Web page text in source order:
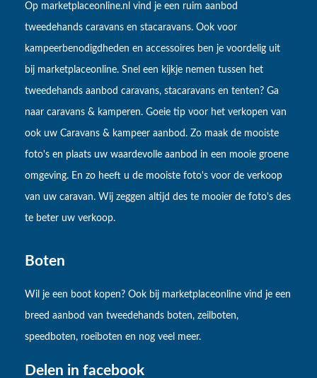
Op marketplaceonline.nl vind je een ruim aanbod
tweedehands caravans en stacaravans. Ook voor
kampeerbenodigdheden en accessoires ben je voordelig uit
bij marketplaceonline. Snel een kijkje nemen tussen het
tweedehands aanbod caravans, stacaravans en tenten? Ga
naar caravans & kamperen. Goeie tip voor het verkopen van
ook uw Caravans & kampeer aanbod. Zo maak de mooiste
foto's en plaats uw waardevolle aanbod in een mooie groene
omgeving. En zo heeft u de mooiste foto's voor de verkoop
van uw caravan. Wij zeggen altijd des te mooier de foto's des
te beter uw verkoop.
Boten
Wil je een boot kopen? Ook bij marketplaceonline vind je een
breed aanbod van tweedehands boten, zeilboten,
speedboten, roeiboten en nog veel meer.
Delen in facebook